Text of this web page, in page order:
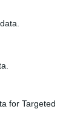
for Targeted
1η
Ο
έχει
κρίσιμη
στον